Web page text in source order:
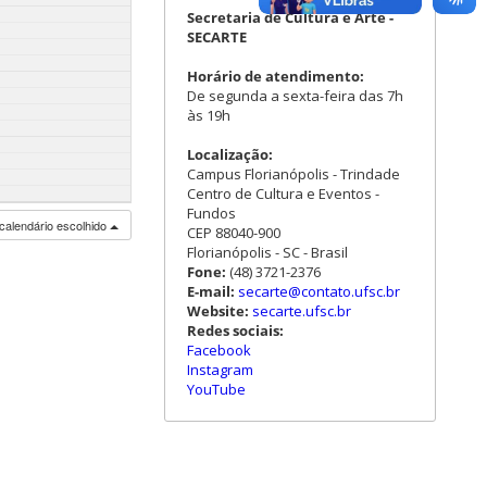
escolhido
Secretaria de Cultura e Arte -
SECARTE
Horário de atendimento:
De segunda a sexta-feira das 7h
às 19h
Localização:
Campus Florianópolis - Trindade
Centro de Cultura e Eventos -
Fundos
CEP 88040-900
Florianópolis - SC - Brasil
Fone: (48) 3721-2376
E-mail: secarte@contato.ufsc.br
Website: secarte.ufsc.br
Redes sociais:
Facebook
Instagram
YouTube